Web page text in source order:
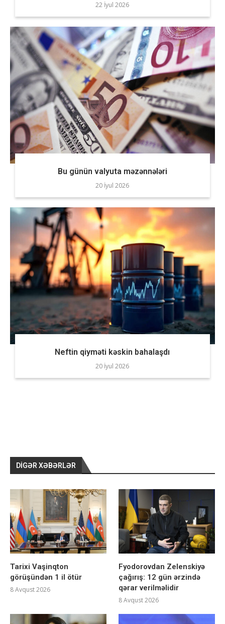
22 İyul 2026
Bu günün valyuta məzənnələri
20 İyul 2026
Neftin qiyməti kəskin bahalaşdı
20 İyul 2026
DIGƏR XƏBƏRLƏR
Tarixi Vaşinqton
görüşündən 1 il ötür
8 Avqust 2026
Fyodorovdan Zelenskiyə
çağırış: 12 gün ərzində
qərar verilməlidir
8 Avqust 2026